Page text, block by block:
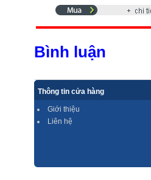
Bình luận
Thông tin cửa hàng
Giới thiệu
Liên hệ